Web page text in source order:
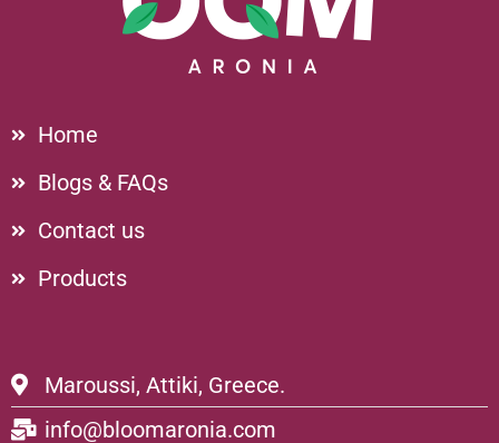
Home
Blogs & FAQs
Contact us
Products
Maroussi, Attiki, Greece.
info@bloomaronia.com